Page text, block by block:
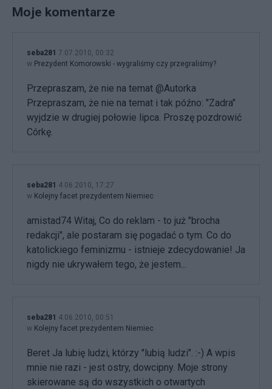
Moje komentarze
seba281 7.07.2010, 00:32
w Prezydent Komorowski - wygraliśmy czy przegraliśmy?
Przepraszam, że nie na temat @Autorka
Przepraszam, że nie na temat i tak późno: "Zadra"
wyjdzie w drugiej połowie lipca. Proszę pozdrowić
Córkę.
seba281 4.06.2010, 17:27
w Kolejny facet prezydentem Niemiec
amistad74 Witaj, Co do reklam - to już "brocha
redakcji", ale postaram się pogadać o tym. Co do
katolickiego feminizmu - istnieje zdecydowanie! Ja
nigdy nie ukrywałem tego, że jestem...
seba281 4.06.2010, 00:51
w Kolejny facet prezydentem Niemiec
Beret Ja lubię ludzi, którzy "lubią ludzi". :-) A wpis
mnie nie razi - jest ostry, dowcipny. Moje strony
skierowane są do wszystkich o otwartych